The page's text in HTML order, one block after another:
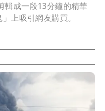
輯成一段13分鐘的精華
上吸引網友購買。